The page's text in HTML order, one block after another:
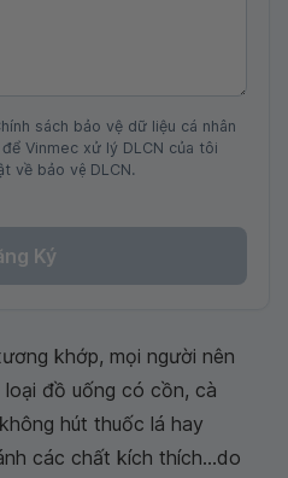
sách bảo vệ dữ liệu cá nhân
Vinmec xử lý DLCN của tôi
về bảo vệ DLCN.
Ký
khớp, mọi người nên
đồ uống có cồn, cà
hút thuốc lá hay
các chất kích thích…do